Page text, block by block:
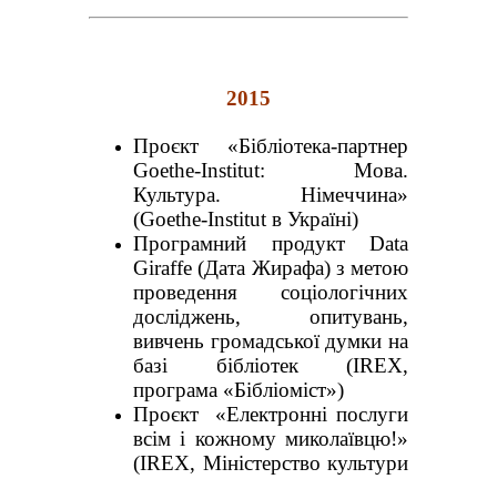
2015
Проєкт «Бібліотека-партнер
Goethe-Institut: Мова.
Культура. Німеччина»
(Goethe-Institut в Україні)
Програмний продукт Data
Giraffe (Дата Жирафа) з метою
проведення соціологічних
досліджень, опитувань,
вивчень громадської думки на
базі бібліотек (IREX,
програма «Бібліоміст»)
Проєкт «Електронні послуги
всім і кожному миколаївцю!»
(IREX, Міністерство культури